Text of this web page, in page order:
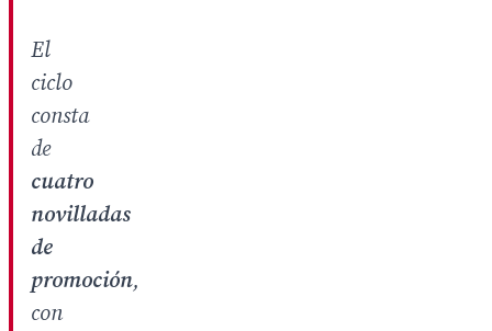
El
ciclo
consta
de
cuatro
novilladas
de
promoción,
con